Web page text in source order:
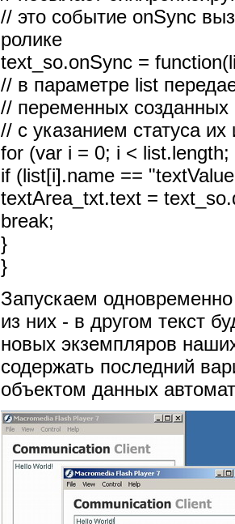
// это событие onSync
ролике
text_so.onSync =
// в параметре list
// переменных созданных
// с указанием статуса
for (var i = 0; i < list.length;
if (list[i].name ==
textArea_txt.text =
break;
}
}
Запускаем
из них - в другом текст
новых экземпляров
содержать последний
объектом данных